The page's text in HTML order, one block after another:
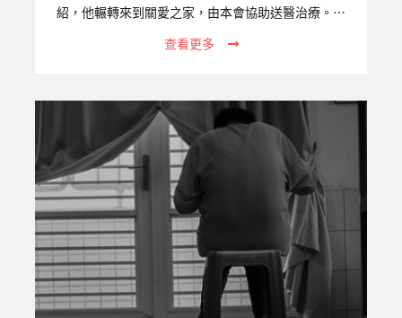
紹，他輾轉來到關愛之家，由本會協助送醫治療。歷
經近兩個月的治療，小牛生命跡象終於穩定了。出院
院至今，小牛展現了強烈的求生意志，每天努力長
大，慢慢不再仰賴氧氣機及抽痰機。一、專案關注的
議題統計至2020年12月底止，在台女性外籍移工（產
業與社福合計）已達382,028人。在台工作期間，她
們若不小心意外懷孕，常因害怕遭到遣返而逃跑，成
為無證移工。她們不敢去醫院產檢、也通常不會選擇
主動去醫院生產，…
查看更多